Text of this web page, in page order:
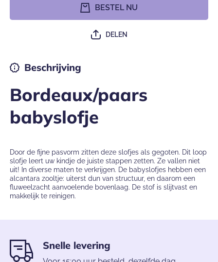
BESTEL NU
DELEN
Beschrijving
Bordeaux/paars
babyslofje
Door de fijne pasvorm zitten deze slofjes als gegoten. Dit loop
slofje leert uw kindje de juiste stappen zetten. Ze vallen niet
uit! In diverse maten te verkrijgen. De babyslofjes hebben een
alcantara zooltje: uiterst dun van structuur, en daarom een
fluweelzacht aanvoelende bovenlaag. De stof is slijtvast en
makkelijk te reinigen.
Snelle levering